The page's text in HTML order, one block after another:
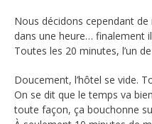
Nous décidons cependant
dans une heure… finalement
Toutes les 20 minutes, l’un
Doucement, l’hôtel se vide.
On se dit que le temps va
toute façon, ça bouchonne